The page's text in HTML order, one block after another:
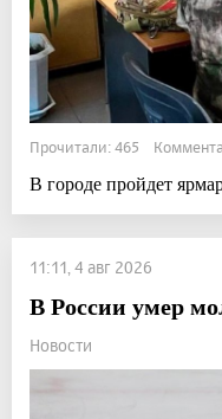
Прочитали: 465
В городе пройдет
11:11, 4 авг 2026
В России умер
Новости